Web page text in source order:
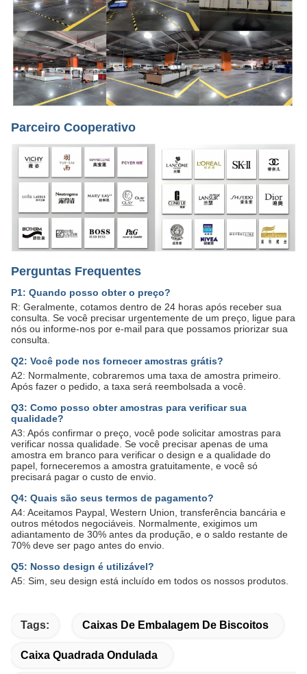
Parceiro Cooperativo
Perguntas Frequentes
P1: Quando posso obter o preço?
R: Geralmente, cotamos dentro de 24 horas após receber sua
consulta. Se você precisar urgentemente de um preço, ligue para
nós ou informe-nos por e-mail para que possamos priorizar sua
consulta.
Q2: Você pode nos fornecer amostras grátis?
A2: Normalmente, cobraremos uma taxa de amostra primeiro.
Após fazer o pedido, a taxa será reembolsada a você.
Q3: Como posso obter amostras para verificar sua
qualidade?
A3: Após confirmar o preço, você pode solicitar amostras para
verificar nossa qualidade. Se você precisar apenas de uma
amostra em branco para verificar o design e a qualidade do
papel, forneceremos a amostra gratuitamente, e você só
precisará pagar o custo de envio.
Q4: Quais são seus termos de pagamento?
A4: Aceitamos Paypal, Western Union, transferência bancária e
outros métodos negociáveis. Normalmente, exigimos um
adiantamento de 30% antes da produção, e o saldo restante de
70% deve ser pago antes do envio.
Q5: Nosso design é utilizável?
A5: Sim, seu design está incluído em todos os nossos produtos.
Tags: Caixas De Embalagem De Biscoitos
Caixa Quadrada Ondulada